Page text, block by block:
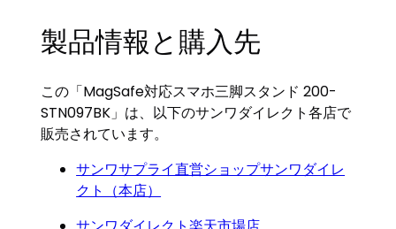
製品情報と購入先
この「MagSafe対応スマホ三脚スタンド 200-
STN097BK」は、以下のサンワダイレクト各店で
販売されています。
サンワサプライ直営ショップサンワダイレ
クト（本店）